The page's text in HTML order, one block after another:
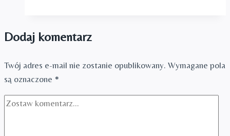
Dodaj komentarz
Twój adres e-mail nie zostanie opublikowany. Wymagane pola
są oznaczone *